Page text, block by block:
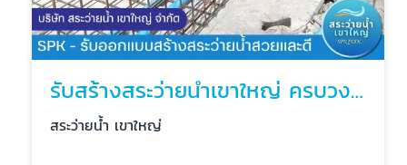
รับสร้างสระว่ายน้ำเขาใหญ่ ครบวงจร
สระว่ายน้ำ เขาใหญ่